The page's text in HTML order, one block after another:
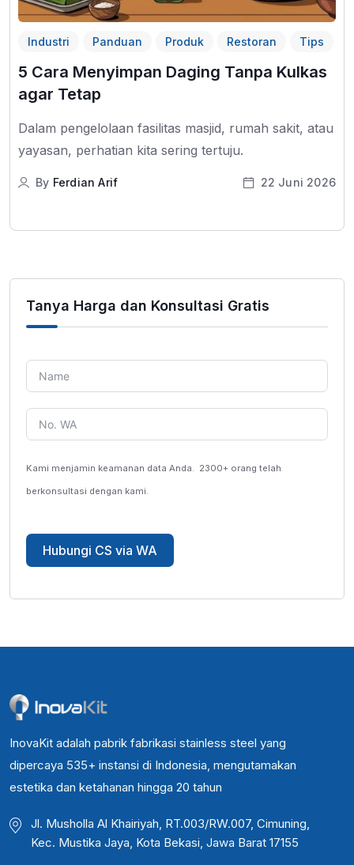
Industri Panduan Produk Restoran Tips
5 Cara Menyimpan Daging Tanpa Kulkas
agar Tetap
Dalam pengelolaan fasilitas masjid, rumah sakit, atau
yayasan, perhatian kita sering tertuju.
By Ferdian Arif 22 Juni 2026
Tanya Harga dan Konsultasi Gratis
Kami menjamin keamanan data Anda. 2300+ orang telah
berkonsultasi dengan kami.
Hubungi CS via WA
InovaKit adalah pabrik fabrikasi stainless steel yang
dipercaya 535+ instansi di Indonesia, mengutamakan
estetika dan ketahanan hingga 20 tahun
Jl. Musholla Al Khairiyah, RT.003/RW.007, Cimuning,
Kec. Mustika Jaya, Kota Bekasi, Jawa Barat 17155